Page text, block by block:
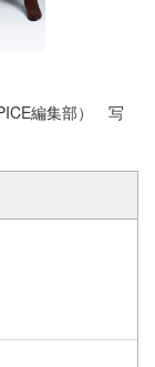
編集部） 写